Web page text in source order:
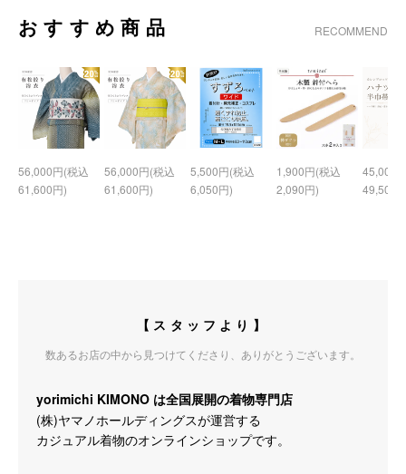
おすすめ商品 RECOMMEND
56,000円(税込
61,600円)
56,000円(税込
61,600円)
5,500円(税込
6,050円)
1,900円(税込
2,090円)
45,000
49,500
【スタッフより】
数あるお店の中から見つけてくださり、ありがとうございます。
yorimichi KIMONO は全国展開の着物専門店
(株)ヤマノホールディングスが運営する
カジュアル着物のオンラインショップです。